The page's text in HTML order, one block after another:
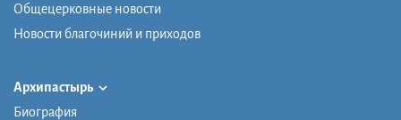
Общецерковные новости
Новости благочиний и приходов
Архипастырь
Биография